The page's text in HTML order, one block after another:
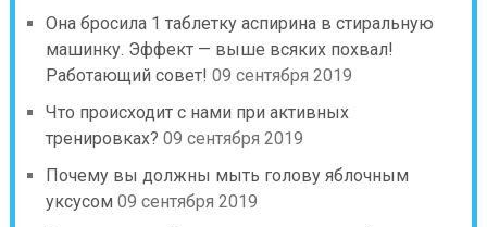
Она бросила 1 таблетку аспирина в стиральную
машинку. Эффект — выше всяких похвал!
Работающий совет! 09 сентября 2019
Что происходит с нами при активных
тренировках? 09 сентября 2019
Почему вы должны мыть голову яблочным
уксусом 09 сентября 2019